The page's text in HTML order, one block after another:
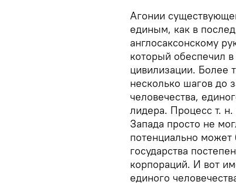
Агонии
единым, как в
англосаксонскому
который обеспечил
цивилизации. Более
несколько шагов до
человечества,
лидера. Процесс т.
Запада просто не
потенциально может
государства
корпораций. И вот
единого